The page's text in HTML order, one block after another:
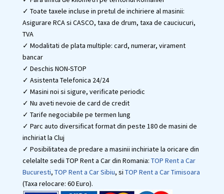
✓ Toate taxele incluse in pretul de inchiriere al masinii:
Asigurare RCA si CASCO, taxa de drum, taxa de cauciucuri,
TVA
✓ Modalitati de plata multiple: card, numerar, virament
bancar
✓ Deschis NON-STOP
✓ Asistenta Telefonica 24/24
✓ Masini noi si sigure, verificate periodic
✓ Nu aveti nevoie de card de credit
✓ Tarife negociabile pe termen lung
✓ Parc auto diversificat format din peste 180 de masini de
inchiriat la Cluj
✓ Posibilitatea de predare a masinii inchiriate la oricare din
celelalte sedii TOP Rent a Car din Romania: TOP Rent a Car
Bucuresti, TOP Rent a Car Sibiu, si TOP Rent a Car Timisoara
(Taxa relocare: 60 Euro).